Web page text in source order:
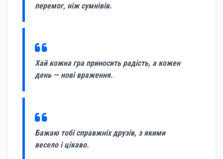
перемог, ніж сумнівів.
Хай кожна гра приносить радість, а кожен
день — нові враження.
Бажаю тобі справжніх друзів, з якими
весело і цікаво.